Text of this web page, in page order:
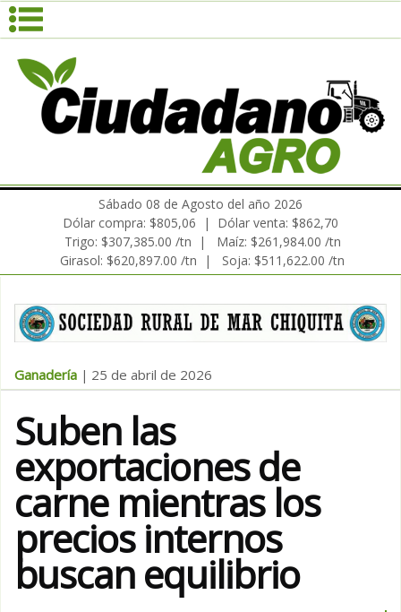
Dólar compra: $805,06 | Dólar venta: $862,70
Trigo: $307,385.00 /tn | Maíz: $261,984.00 /tn
Girasol: $620,897.00 /tn | Soja: $511,622.00 /tn
Sábado 08 de Agosto del año 2026
Ganadería | 25 de abril de 2026
Suben las
exportaciones de
carne mientras los
precios internos
buscan equilibrio